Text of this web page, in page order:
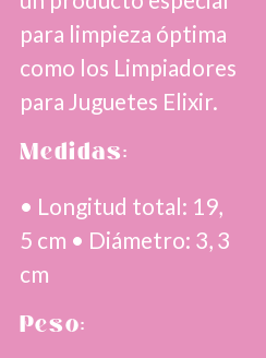
para limpieza óptima
como los Limpiadores
para Juguetes Elixir.
Medidas:
• Longitud total: 19,
5 cm • Diámetro: 3, 3
cm
Peso: